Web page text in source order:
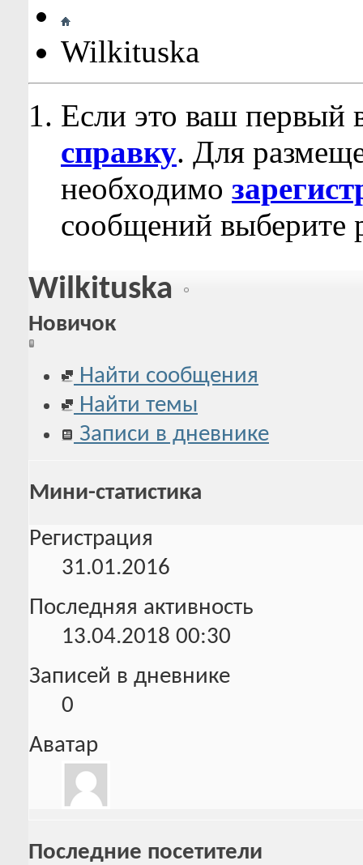
Wilkituska
Если это ваш первый
справку. Для
необходимо
сообщений выберите
Wilkituska
Новичок
Найти сообщения
Найти темы
Записи в дневнике
Мини-статистика
Регистрация
31.01.2016
Последняя активность
13.04.2018 00:30
Записей в дневнике
0
Аватар
Последние посетители